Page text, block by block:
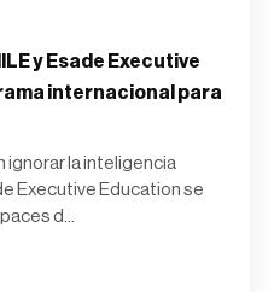
y Esade Executive
internacional para
ignorar la inteligencia
Executive Education se
d...